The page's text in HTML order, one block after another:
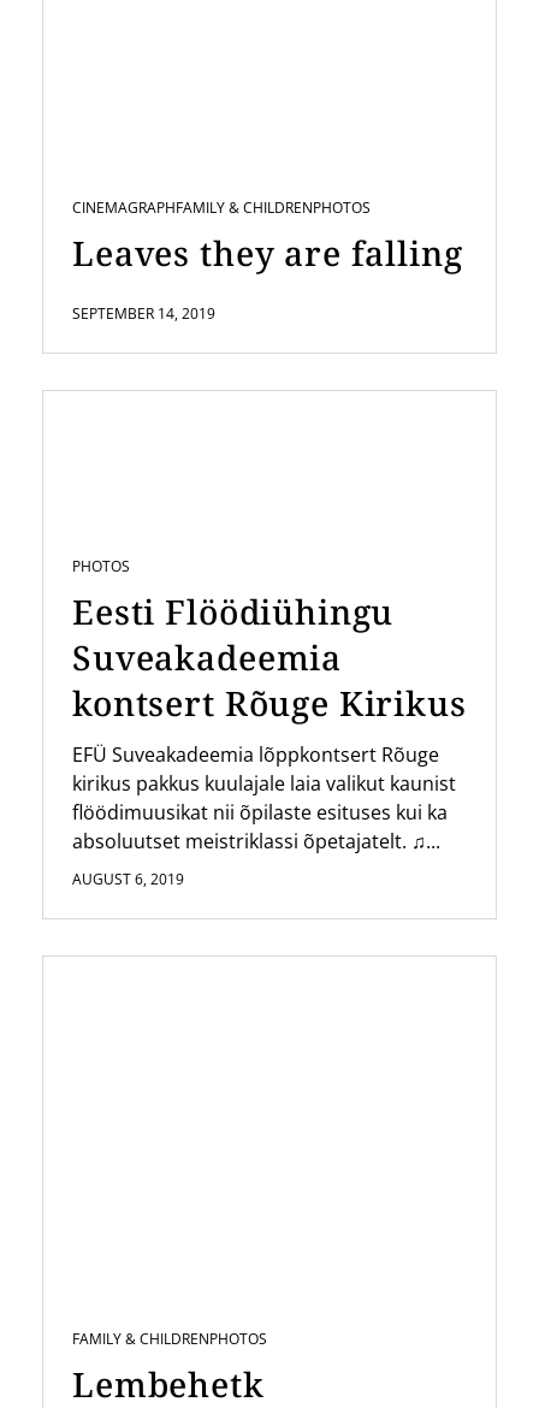
CINEMAGRAPHFAMILY & CHILDRENPHOTOS
Leaves they are falling
SEPTEMBER 14, 2019
PHOTOS
Eesti Flöödiühingu
Suveakadeemia
kontsert Rõuge Kirikus
EFÜ Suveakadeemia lõppkontsert Rõuge
kirikus pakkus kuulajale laia valikut kaunist
flöödimuusikat nii õpilaste esituses kui ka
absoluutset meistriklassi õpetajatelt. ♫...
AUGUST 6, 2019
FAMILY & CHILDRENPHOTOS
Lembehetk